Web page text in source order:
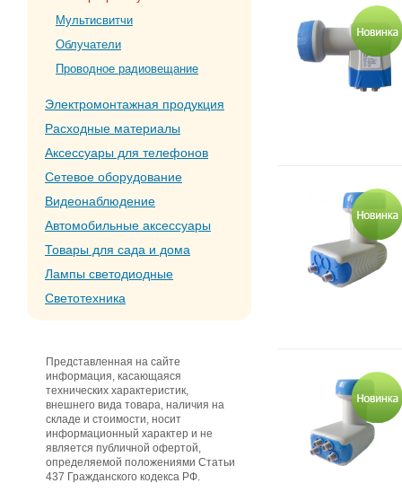
Мультисвитчи
Облучатели
Проводное радиовещание
Электромонтажная продукция
Расходные материалы
Аксессуары для телефонов
Сетевое оборудование
Видеонаблюдение
Автомобильные аксессуары
Товары для сада и дома
Лампы светодиодные
Светотехника
Представленная на сайте
информация, касающаяся
технических характеристик,
внешнего вида товара, наличия на
складе и стоимости, носит
информационный характер и не
является публичной офертой,
определяемой положениями Статьи
437 Гражданского кодекса РФ.